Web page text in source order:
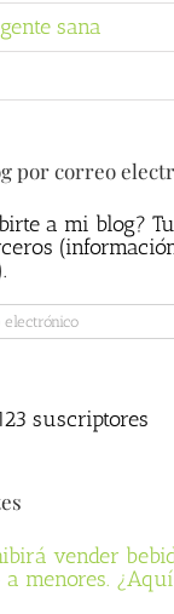
sana
por correo
a mi blog?
suscriptores
vender
menores.